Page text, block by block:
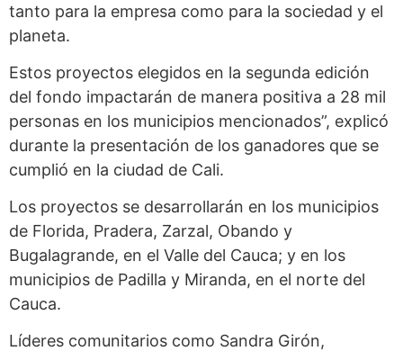
tanto para la empresa como para la sociedad y el
planeta.
Estos proyectos elegidos en la segunda edición
del fondo impactarán de manera positiva a 28 mil
personas en los municipios mencionados”, explicó
durante la presentación de los ganadores que se
cumplió en la ciudad de Cali.
Los proyectos se desarrollarán en los municipios
de Florida, Pradera, Zarzal, Obando y
Bugalagrande, en el Valle del Cauca; y en los
municipios de Padilla y Miranda, en el norte del
Cauca.
Líderes comunitarios como Sandra Girón,